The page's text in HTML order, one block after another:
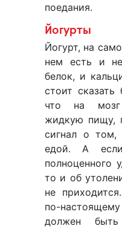
поедания.
Йогурты
Йогурт, на
нем есть и
белок, и
стоит
что на мозг
жидкую пищу,
сигнал о том,
едой. А
полноценного
то и об
не
по-
должен